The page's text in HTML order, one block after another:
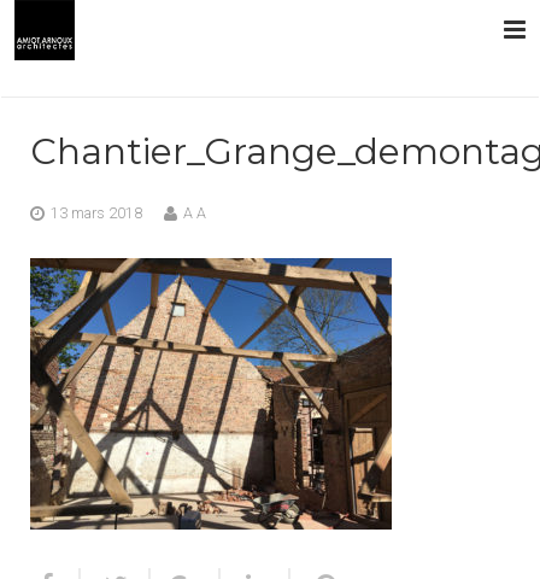
CONTACT
13 mars 2018 A A